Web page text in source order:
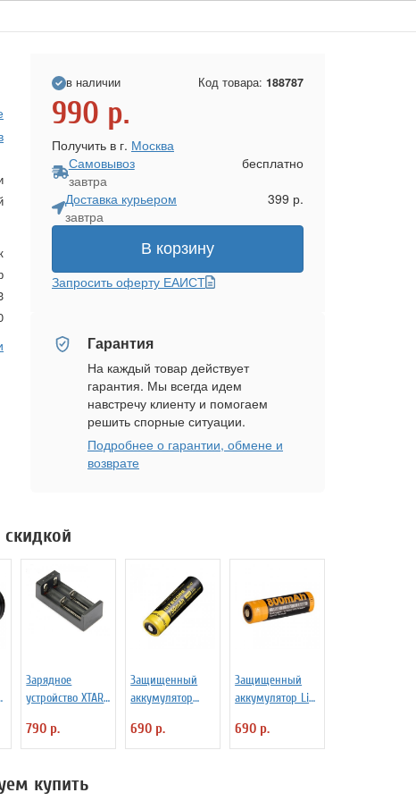
в наличии Код товара: 188787
990 р.
Получить в г. Москва
Самовывоз
завтра
бесплатно
Доставка курьером
завтра
399 р.
В корзину
Запросить оферту ЕАИСТ
Гарантия
На каждый товар действует
гарантия. Мы всегда идем
навстречу клиенту и помогаем
решить спорные ситуации.
Подробнее о гарантии, обмене и
возврате
Зарядное
устройство XTAR
аккумуляторов
790 р.
Защищенный
аккумулятор
750mAh
690 р.
Защищенный
аккумулятор Li-
800 mAh
690 р.
купить